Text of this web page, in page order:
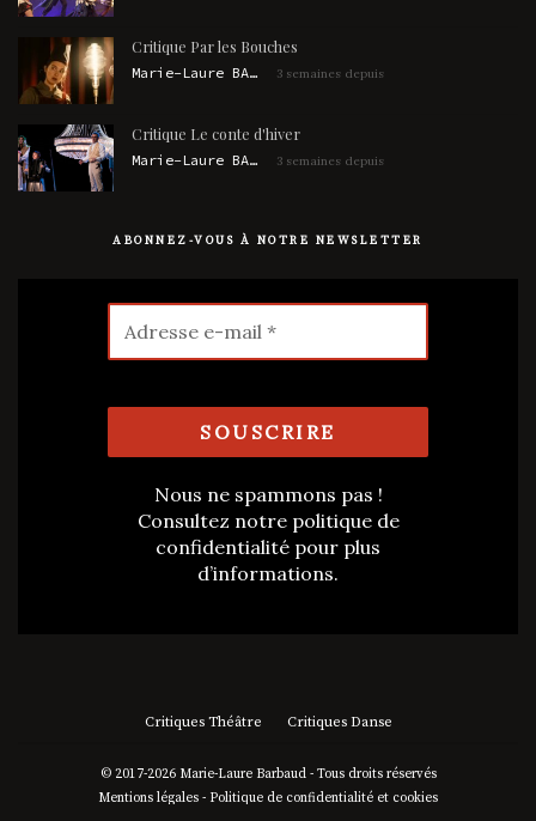
Critique Par les Bouches
Marie-Laure BARBAUD 3 semaines depuis
Critique Le conte d'hiver
Marie-Laure BARBAUD 3 semaines depuis
ABONNEZ-VOUS À NOTRE NEWSLETTER
Nous ne spammons pas !
Consultez notre politique de
confidentialité pour plus
d’informations.
Critiques Théâtre Critiques Danse
© 2017-2026 Marie-Laure Barbaud - Tous droits réservés
Mentions légales - Politique de confidentialité et cookies